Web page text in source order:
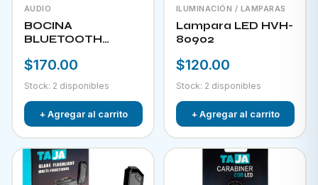
AUDIO
BOCINA
BLUETOOTH
PANEL SOLAR FOL
$170.00
Stock: 2 disponibles
+ Agregar al carrito
ILUMINACIÓN / LAMPARAS
Lampara LED HVH-
80902
$120.00
Stock: 2 disponibles
+ Agregar al carrito